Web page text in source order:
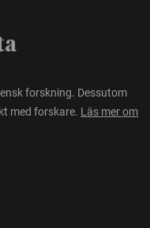
forskning. Dessutom
med forskare. Läs mer om